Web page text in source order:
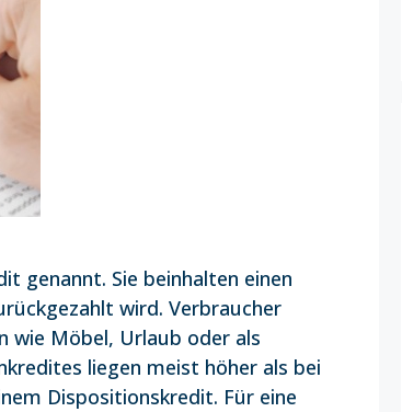
genannt. Sie beinhalten einen
wird. Verbraucher
wie Möbel, Urlaub oder als
liegen meist höher als bei
Dispositionskredit. Für eine